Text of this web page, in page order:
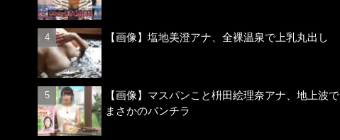
【画像】塩地美澄アナ、全裸温泉で上乳丸出し
【画像】マスパンこと枡田絵理奈アナ、地上波で
まさかのパンチラ